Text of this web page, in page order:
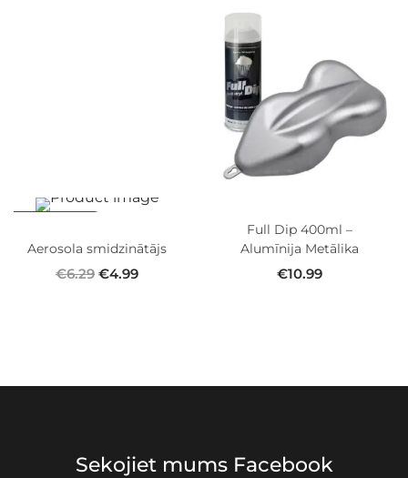
Aerosola smidzinātājs
€6.29 €4.99
Full Dip 400ml –
Alumīnija Metālika
€10.99
Sekojiet mums Facebook